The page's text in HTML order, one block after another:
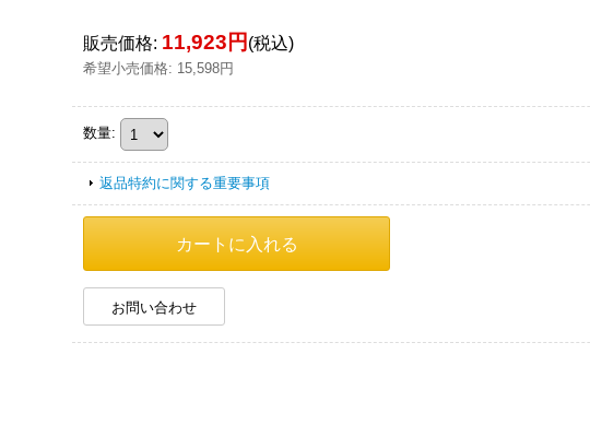
販売価格: 11,923円 (税込)
希望小売価格: 15,598円
数量:
返品特約に関する重要事項
お問い合わせ